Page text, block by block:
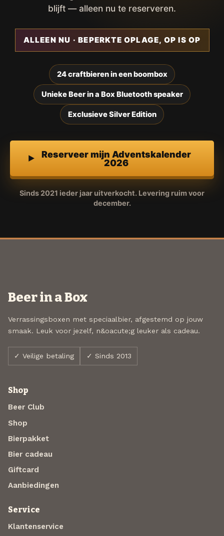
blijft — alleen nu te reserveren.
ALLEEN NU · BEPERKTE OPLAGE, OP IS OP
24 craftbieren in een boombox
Unieke Beer in a Box Bluetooth speaker
Exclusieve Silver Edition
Reserveer mijn Adventskalender
2026
Sinds 2021 ieder jaar uitverkocht. Levering ruim voor
december.
Beer in a Box
Verrassingsboxen met speciaalbier, afgestemd op jouw
smaak. Leuk voor jezelf, n&oacute;g leuker als cadeau.
✓ Veilige betaling ✓ Sinds 2013
Shop
Beer Club
Shop
Bierpakket
Bier cadeau
Giftcard
Aanbiedingen
Service
Klantenservice